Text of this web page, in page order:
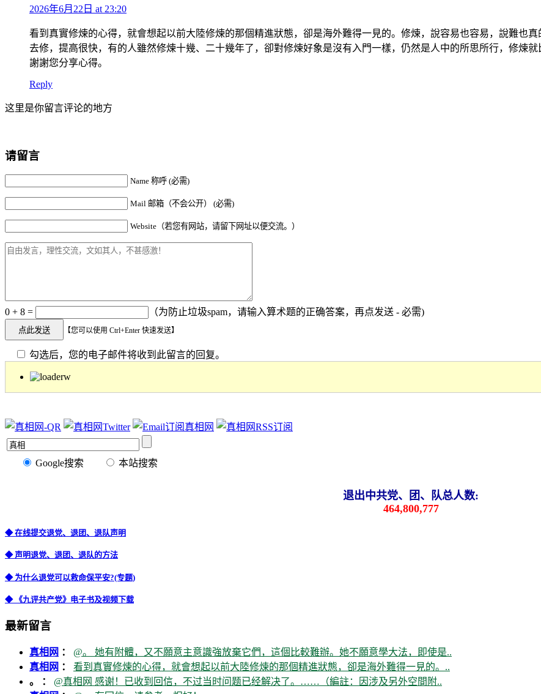
2026年6月22日 at 23:20
看到真實修煉的心得，就會想起以前大陸修煉的那個精進狀態，卻是海外難得一見的。修煉，說容易也容易，說難也
去修，提高很快，有的人雖然修煉十幾、二十幾年了，卻對修煉好象是沒有入門一樣，仍然是人中的所思所行，修煉就
謝謝您分享心得。
Reply
这里是你留言评论的地方
请留言
Name 称呼 (必需)
Mail 邮箱（不会公开） (必需)
Website（若您有网站，请留下网址以便交流。）
0 + 8 = （为防止垃圾spam，请输入算术题的正确答案，再点发送 - 必需)
【您可以使用 Ctrl+Enter 快速发送】
勾选后，您的电子邮件将收到此留言的回复。
Google搜索 本站搜索
退出中共党、团、队总人数:
464,800,777
◆ 在线提交退党、退团、退队声明
◆ 声明退党、退团、退队的方法
◆ 为什么退党可以救命保平安?(专题)
◆ 《九评共产党》电子书及视频下载
最新留言
真相网 ： @。 她有附體，又不願意主意識強放棄它們，這個比較難辦。她不願意學大法，即使是..
真相网 ： 看到真實修煉的心得，就會想起以前大陸修煉的那個精進狀態，卻是海外難得一見的。..
。 ： @真相网 感谢！已收到回信，不过当时问题已经解决了。……（編註：因涉及另外空間附..